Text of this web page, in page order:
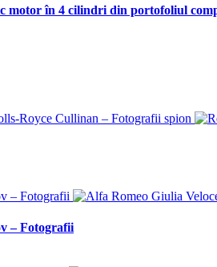
motor în 4 cilindri din portofoliul
– Fotografii